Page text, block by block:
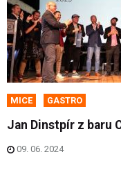
MICE GASTRO
Jan Dinstpír z baru
09. 06. 2024